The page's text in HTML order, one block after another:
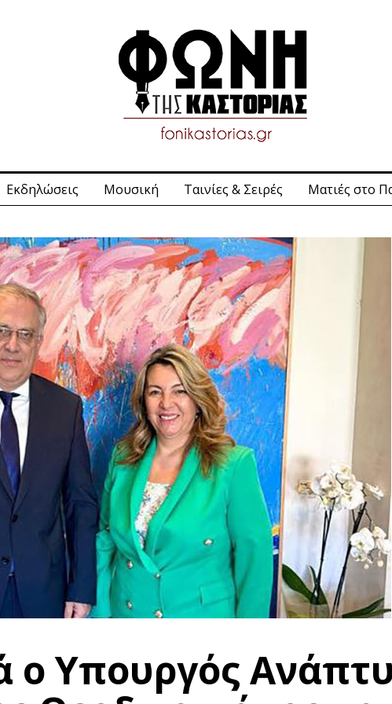
Εκδηλώσεις Μουσική Ταινίες & Σειρές Ματιές στο
ο Υπουργός